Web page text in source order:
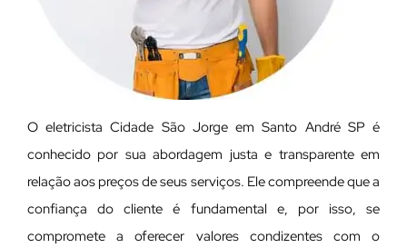
O eletricista Cidade São Jorge em Santo André SP é
conhecido por sua abordagem justa e transparente em
relação aos preços de seus serviços. Ele compreende que a
confiança do cliente é fundamental e, por isso, se
compromete a oferecer valores condizentes com o